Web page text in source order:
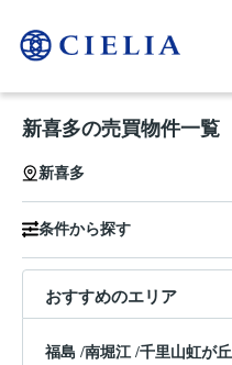
新喜多の売買物件一覧
新喜多
条件から探す
おすすめのエリア
福島 /南堀江 /千里山虹が丘